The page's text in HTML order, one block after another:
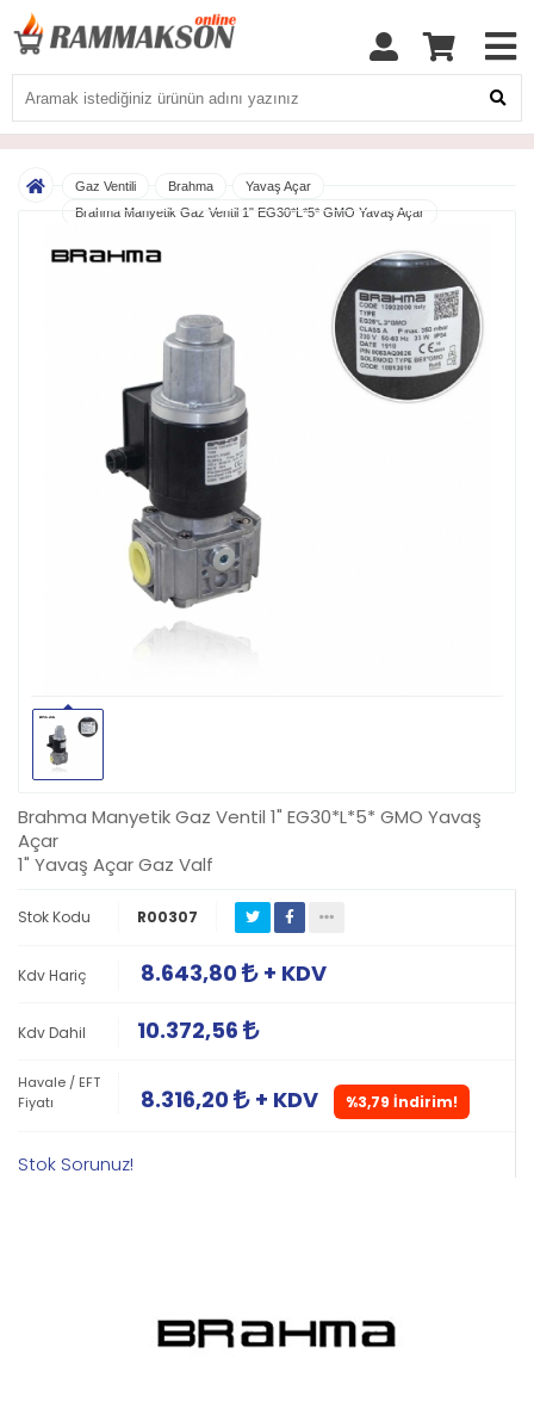
Gaz Ventili Brahma
Yavaş Açar
Brahma Manyetik Gaz Ventil 1" EG30*L*5* GMO Yavaş Açar
Brahma Manyetik Gaz Ventil 1" EG30*L*5* GMO Yavaş
Açar
1" Yavaş Açar Gaz Valf
Stok Kodu R00307
Kdv Hariç 8.643,80 + KDV
Kdv Dahil 10.372,56
Havale / EFT
Fiyatı
8.316,20 + KDV %3,79 İndirim!
Stok Sorunuz!